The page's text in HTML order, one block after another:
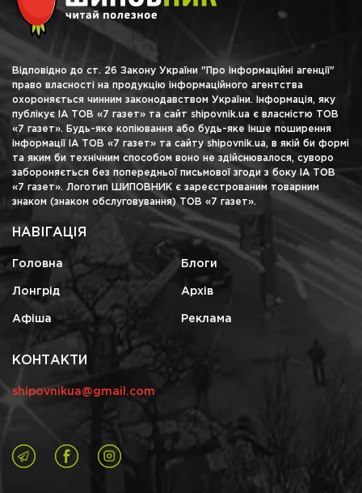
Відповідно до ст. 26 Закону України "Про інформаційні агенції"
право власності на продукцію інформаційного агентства
охороняється чинним законодавством України. Інформація, яку
публікує ІА ТОВ «7 газет» та сайт shipovnik.ua є власністю ТОВ
«7 газет». Будь-яке копіювання або будь-яке інше поширення
інформації ІА ТОВ «7 газет» та сайту shipovnik.ua, в якій би формі
та яким би технічним способом воно не здійснювалося, суворо
забороняється без попередньої письмової згоди з боку ІА ТОВ
«7 газет». Логотип ШИПОВНИК є зареєстрованим товарним
знаком (знаком обслуговування) ТОВ «7 газет».
НАВІГАЦІЯ
Головна Блоги
Лонгрід Архів
Афіша Реклама
КОНТАКТИ
shipovnikua@gmail.com